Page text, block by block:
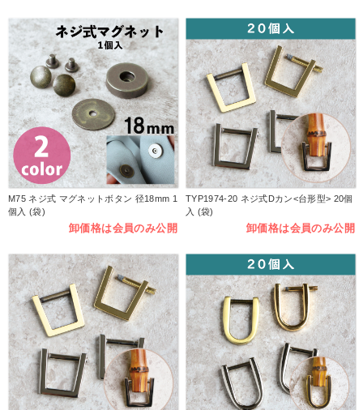
M75 ネジ式 マグネットボタン 径18mm 1
個入 (袋)
卸価格は会員のみ公開
TYP1974-20 ネジ式Dカン<台形型> 20個
入 (袋)
卸価格は会員のみ公開